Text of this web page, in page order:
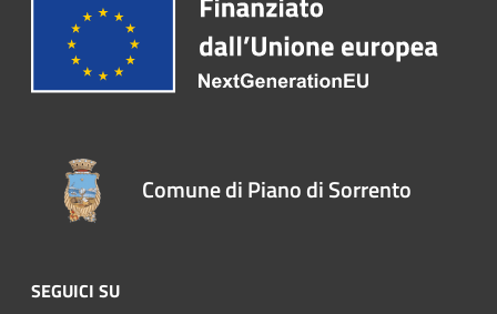
Comune di Piano di Sorrento
SEGUICI SU